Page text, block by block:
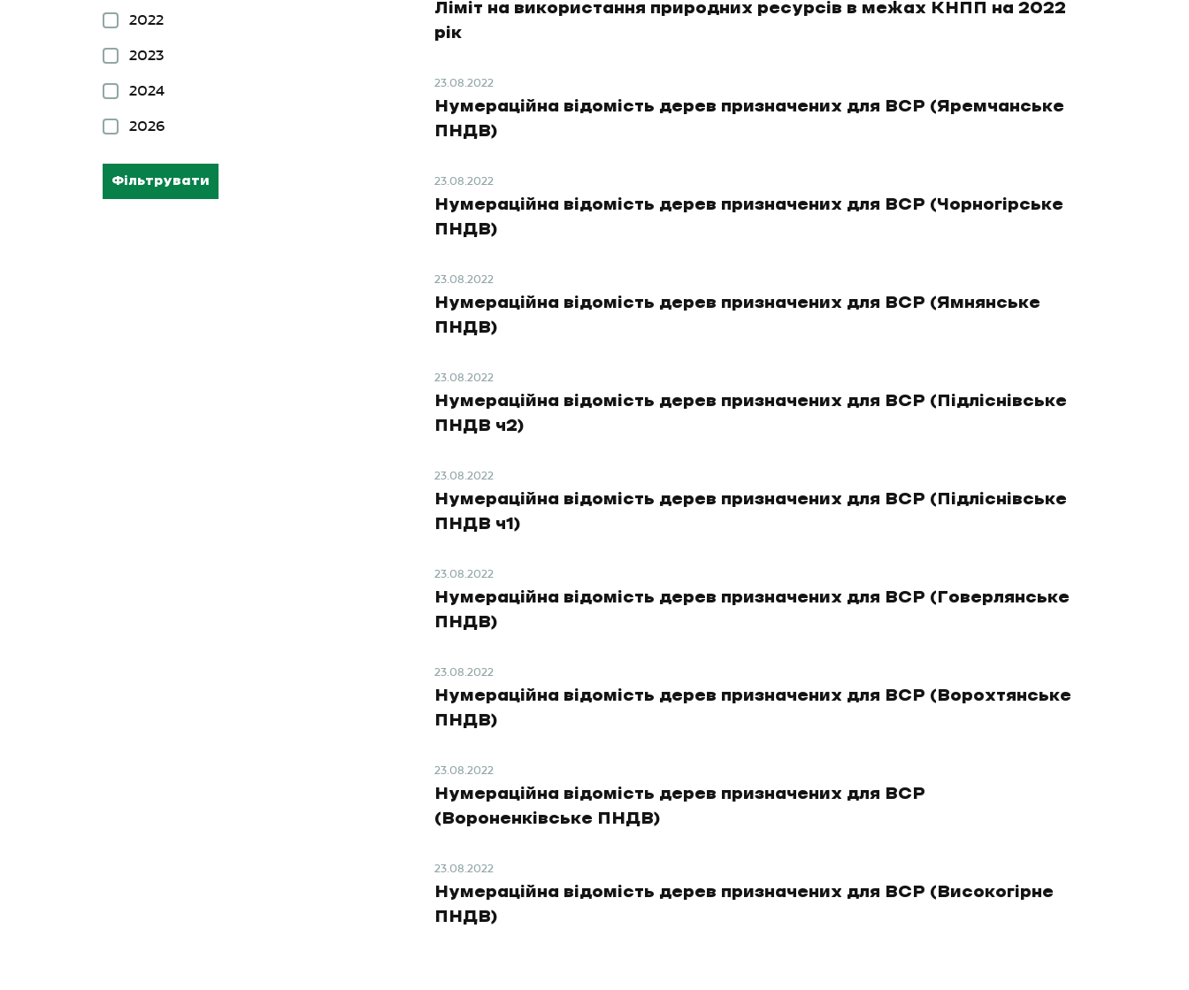
2022
2023
2024
2026
Фільтрувати
Ліміт на використання природних ресурсів в межах КНПП на 2022
рік
23.08.2022
Нумераційна відомість дерев призначених для ВСР (Яремчанське
ПНДВ)
23.08.2022
Нумераційна відомість дерев призначених для ВСР (Чорногірське
ПНДВ)
23.08.2022
Нумераційна відомість дерев призначених для ВСР (Ямнянське
ПНДВ)
23.08.2022
Нумераційна відомість дерев призначених для ВСР (Підліснівське
ПНДВ ч2)
23.08.2022
Нумераційна відомість дерев призначених для ВСР (Підліснівське
ПНДВ ч1)
23.08.2022
Нумераційна відомість дерев призначених для ВСР (Говерлянське
ПНДВ)
23.08.2022
Нумераційна відомість дерев призначених для ВСР (Ворохтянське
ПНДВ)
23.08.2022
Нумераційна відомість дерев призначених для ВСР
(Вороненківське ПНДВ)
23.08.2022
Нумераційна відомість дерев призначених для ВСР (Високогірне
ПНДВ)